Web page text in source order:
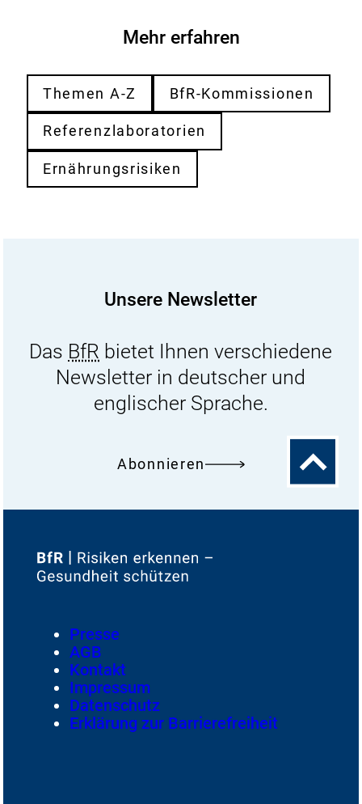
Mehr erfahren
Themen A-Z BfR-Kommissionen
Referenzlaboratorien
Ernährungsrisiken
Unsere Newsletter
Das BfR bietet Ihnen verschiedene
Newsletter in deutscher und
englischer Sprache.
Abonnieren
Zum
Zur
Footer
Meta-
Navigation
Presse
AGB
Kontakt
Impressum
Datenschutz
Erklärung zur Barrierefreiheit